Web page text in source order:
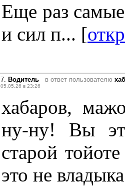
Еще раз
и сил п... [
7. Водитель в ответ пользователю
05.05.26 в 23:26
хабаров,
ну-ну! Вы
старой
это не